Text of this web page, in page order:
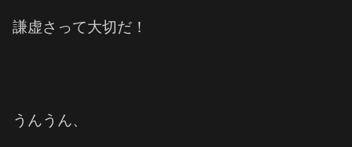
謙虚さって大切だ！
うんうん、